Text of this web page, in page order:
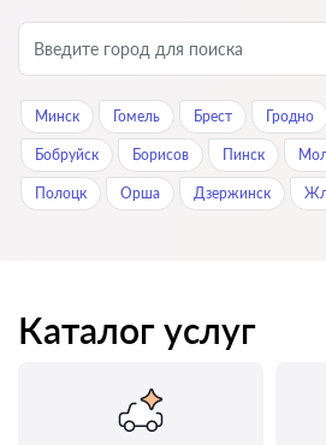
Минск Гомель Брест Гродно
Бобруйск Борисов Пинск
Полоцк Орша Дзержинск
Каталог услуг